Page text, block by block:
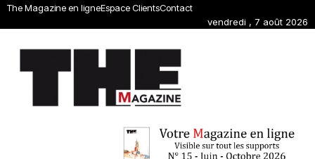
The Magazine en ligneEspace ClientsContact
vendredi , 7 août 2026